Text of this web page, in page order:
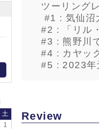
土
1
ツーリング
#1 : 気仙沼
#2 : 「リル
#3 : 熊野川
#4 : カヤッ
#5 : 2023年
Review